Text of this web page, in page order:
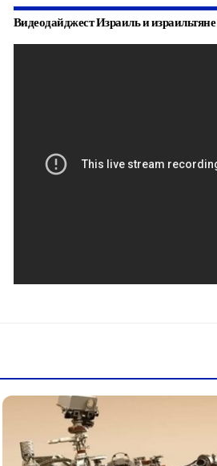
Видеодайджест Израиль и израильтяне